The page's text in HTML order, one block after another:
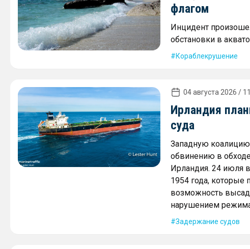
флагом
Инцидент
обстановки в
Кораблекрушение
04 августа 2026 /
Ирландия
суда
Западную
обвинению в обходе
Ирландия. 24 июля
1954 года, которые
возможность
нарушением режима
Задержание судов